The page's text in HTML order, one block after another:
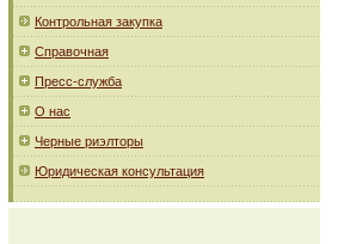
Контрольная закупка
Справочная
Пресс-служба
О нас
Черные риэлторы
Юридическая консультация